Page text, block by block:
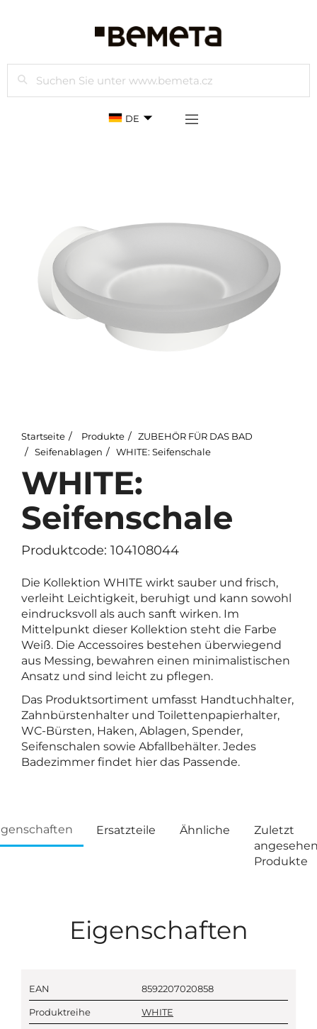
Suchen
DE
Startseite Produkte
ZUBEHÖR FÜR DAS BAD
Seifenablagen
WHITE: Seifenschale
WHITE:
Seifenschale
Produktcode: 104108044
Die Kollektion WHITE wirkt sauber und frisch,
verleiht Leichtigkeit, beruhigt und kann sowohl
eindrucksvoll als auch sanft wirken. Im
Mittelpunkt dieser Kollektion steht die Farbe
Weiß. Die Accessoires bestehen überwiegend
aus Messing, bewahren einen minimalistischen
Ansatz und sind leicht zu pflegen.
Das Produktsortiment umfasst Handtuchhalter,
Zahnbürstenhalter und Toilettenpapierhalter,
WC-Bürsten, Haken, Ablagen, Spender,
Seifenschalen sowie Abfallbehälter. Jedes
Badezimmer findet hier das Passende.
Ersatzteile Ähnliche
Zuletzt
Produkte
Eigenschaften
EAN 8592207020858
Produktreihe WHITE